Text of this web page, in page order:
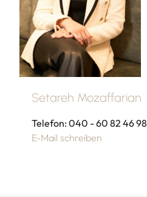
Setareh Mozaffarian
Telefon: 040 - 60 82 46 98
E-Mail schreiben